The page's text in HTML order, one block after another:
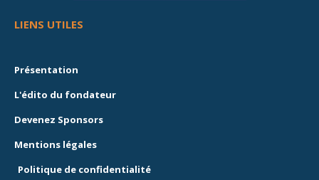
LIENS UTILES
Présentation
L'édito du fondateur
Devenez Sponsors
Mentions légales
Politique de confidentialité